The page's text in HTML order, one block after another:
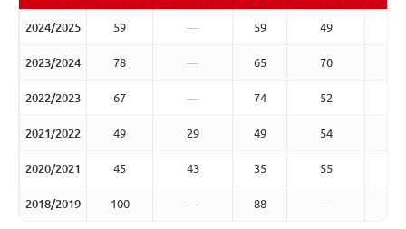
2024/2025 59 — 59 49
2023/2024 78 — 65 70
2022/2023 67 — 74 52
2021/2022 49 29 49 54
2020/2021 45 43 35 55
2018/2019 100 — 88 —